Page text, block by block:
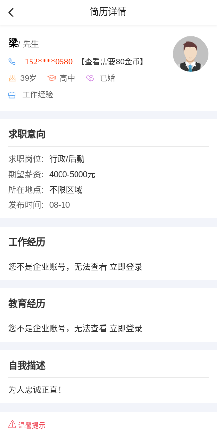
简历详情
梁/ 先生
152****0580 【查看需要80金币】
39岁 高中 已婚
工作经验
求职意向
求职岗位:
行政/后勤
期望薪资:
4000-5000元
所在地点:
不限区域
发布时间:
08-10
工作经历
您不是企业账号，无法查看 立即登录
教育经历
您不是企业账号，无法查看 立即登录
自我描述
为人忠诚正直！
温馨提示